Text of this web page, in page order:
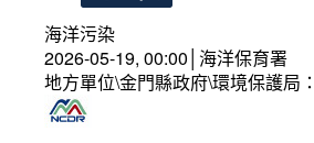
海洋污染
2026-05-19, 00:00│海洋保育署
地方單位\金門縣政府\環境保護局